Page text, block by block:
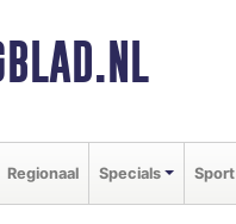
Regionaal Specials Sport